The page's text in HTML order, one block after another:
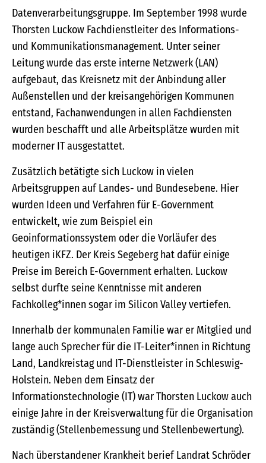
Datenverarbeitungsgruppe. Im September 1998 wurde
Thorsten Luckow Fachdienstleiter des Informations-
und Kommunikationsmanagement. Unter seiner
Leitung wurde das erste interne Netzwerk (LAN)
aufgebaut, das Kreisnetz mit der Anbindung aller
Außenstellen und der kreisangehörigen Kommunen
entstand, Fachanwendungen in allen Fachdiensten
wurden beschafft und alle Arbeitsplätze wurden mit
moderner IT ausgestattet.
Zusätzlich betätigte sich Luckow in vielen
Arbeitsgruppen auf Landes- und Bundesebene. Hier
wurden Ideen und Verfahren für E-Government
entwickelt, wie zum Beispiel ein
Geoinformationssystem oder die Vorläufer des
heutigen iKFZ. Der Kreis Segeberg hat dafür einige
Preise im Bereich E-Government erhalten. Luckow
selbst durfte seine Kenntnisse mit anderen
Fachkolleg*innen sogar im Silicon Valley vertiefen.
Innerhalb der kommunalen Familie war er Mitglied und
lange auch Sprecher für die IT-Leiter*innen in Richtung
Land, Landkreistag und IT-Dienstleister in Schleswig-
Holstein. Neben dem Einsatz der
Informationstechnologie (IT) war Thorsten Luckow auch
einige Jahre in der Kreisverwaltung für die Organisation
zuständig (Stellenbemessung und Stellenbewertung).
Nach überstandener Krankheit berief Landrat Schröder